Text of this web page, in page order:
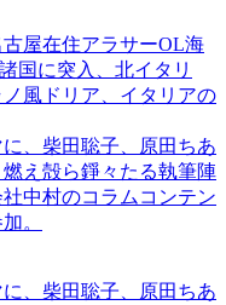
屋在住アラサーOL海
国に突入、北イタリ
風ドリア、イタリアの
、柴田聡子、原田ちあ
え殻ら錚々たる執筆陣
中村のコラムコンテン
。
、柴田聡子、原田ちあ